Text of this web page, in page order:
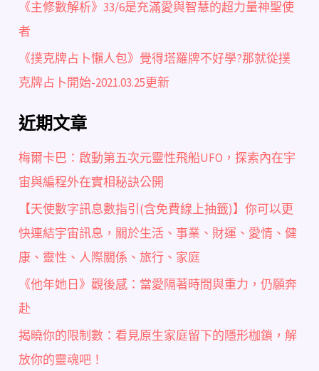
《主修數解析》33/6是充滿愛與智慧的超力量神聖使
者
《撲克牌占卜懶人包》覺得塔羅牌不好學?那就從撲
克牌占卜開始-2021.03.25更新
近期文章
梅爾卡巴：啟動第五次元靈性飛船UFO，探索內在宇
宙與編程外在實相秘訣公開
【天使數字訊息數指引(含免費線上抽籤)】你可以更
快連結宇宙訊息，關於生活、事業、財運、愛情、健
康、靈性、人際關係、旅行、家庭
《他年她日》觀後感：當愛隔著時間與重力，仍願奔
赴
揭曉你的限制數：看見原生家庭留下的隱形枷鎖，解
放你的靈魂吧！